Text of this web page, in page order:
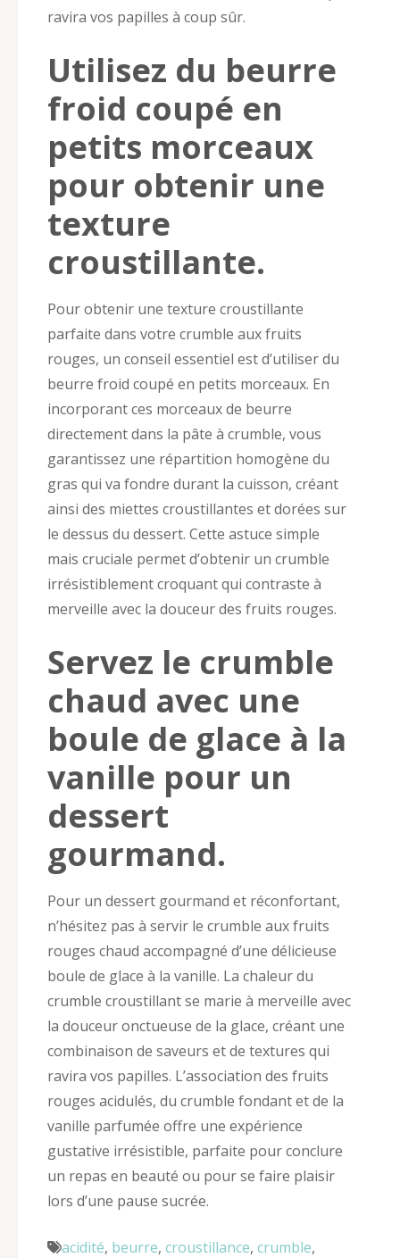
ravira vos papilles à coup sûr.
Utilisez du beurre
froid coupé en
petits morceaux
pour obtenir une
texture
croustillante.
Pour obtenir une texture croustillante
parfaite dans votre crumble aux fruits
rouges, un conseil essentiel est d’utiliser du
beurre froid coupé en petits morceaux. En
incorporant ces morceaux de beurre
directement dans la pâte à crumble, vous
garantissez une répartition homogène du
gras qui va fondre durant la cuisson, créant
ainsi des miettes croustillantes et dorées sur
le dessus du dessert. Cette astuce simple
mais cruciale permet d’obtenir un crumble
irrésistiblement croquant qui contraste à
merveille avec la douceur des fruits rouges.
Servez le crumble
chaud avec une
boule de glace à la
vanille pour un
dessert
gourmand.
Pour un dessert gourmand et réconfortant,
n’hésitez pas à servir le crumble aux fruits
rouges chaud accompagné d’une délicieuse
boule de glace à la vanille. La chaleur du
crumble croustillant se marie à merveille avec
la douceur onctueuse de la glace, créant une
combinaison de saveurs et de textures qui
ravira vos papilles. L’association des fruits
rouges acidulés, du crumble fondant et de la
vanille parfumée offre une expérience
gustative irrésistible, parfaite pour conclure
un repas en beauté ou pour se faire plaisir
lors d’une pause sucrée.
acidité, beurre, croustillance, crumble,